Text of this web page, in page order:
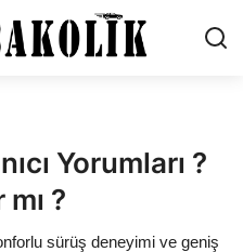
Yorumları ?
?
sürüş deneyimi ve geniş